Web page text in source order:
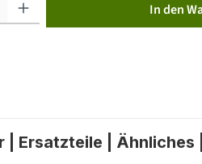
In den
| Ersatzteile | Ähnliches